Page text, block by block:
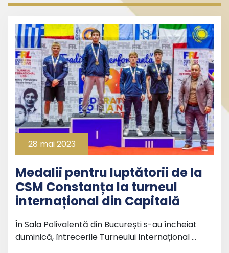
28 mai 2023
Medalii pentru luptătorii de la
CSM Constanța la turneul
internațional din Capitală
În Sala Polivalentă din București s-au încheiat
duminică, întrecerile Turneului Internațional …